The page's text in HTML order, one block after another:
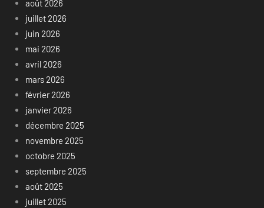
août 2026
juillet 2026
juin 2026
mai 2026
avril 2026
mars 2026
février 2026
janvier 2026
décembre 2025
novembre 2025
octobre 2025
septembre 2025
août 2025
juillet 2025